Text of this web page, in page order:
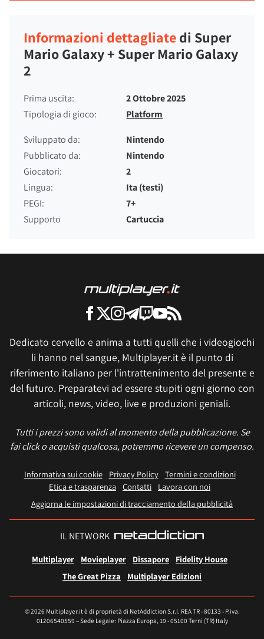
Informazioni dettagliatedi Super
Mario Galaxy + Super Mario Galaxy
2
Prima uscita:
2 Ottobre 2025
Tipologia di gioco:
Platform
Sviluppato da:
Nintendo
Pubblicato da:
Nintendo
Giocatori:
2
Lingua:
Ita (testi)
PEGI:
7+
Supporto
Cartuccia
Dedicato cervello e anima a tutti quelli che i videogiochi
li hanno nel sangue, Multiplayer.it è il punto di
riferimento italiano per l'intrattenimento del presente e
del futuro. Preparatevi ad essere stupiti ogni giorno con
articoli, news, video, live e produzioni geniali.
Tutti i prezzi sono validi al momento della pubblicazione. Se
fai click o acquisti qualcosa, potremmo ricevere un compenso.
Informativa sui cookie Privacy Policy
Termini e condizioni
Etica e trasparenza Contatti
Lavora con noi
Aggiorna le impostazioni di tracciamento della pubblicità
IL NETWORK
Multiplayer Movieplayer Dissapore
Fidelity House
The Great Pizza
Multiplayer Edizioni
© 2026 Multiplayer.it è di proprietà di NetAddiction S.r.l. REA TR - 80133 - P.iva:
01206540559 – Sede Legale: Piazza Europa, 19 - 05100 Terni (TR) Italy